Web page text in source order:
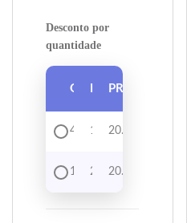
Desconto por
quantidade
QUANTIDADE
DESCONTO
PREÇO
4 - 91% 20.74
10 +2% 20.53